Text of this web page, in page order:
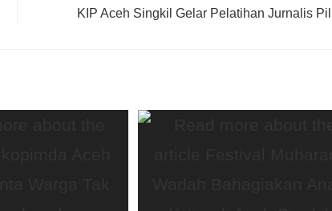
KIP Aceh Singkil Gelar Pelatihan Jurnalis